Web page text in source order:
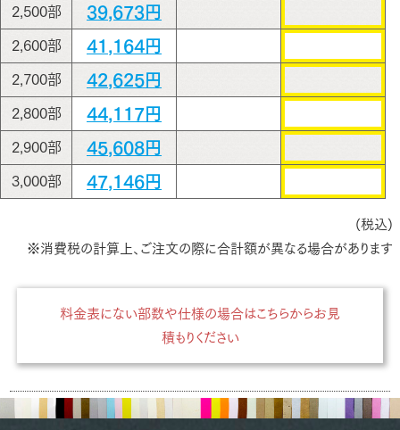
2,500部 39,673円
2,600部 41,164円
2,700部 42,625円
2,800部 44,117円
2,900部 45,608円
3,000部 47,146円
(税込)
※消費税の計算上、ご注文の際に合計額が異なる場合があります
料金表にない部数や仕様の場合はこちらからお見
積もりください